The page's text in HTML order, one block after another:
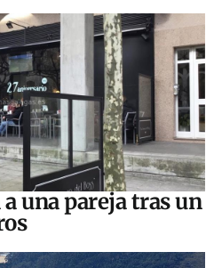
una pareja tras un